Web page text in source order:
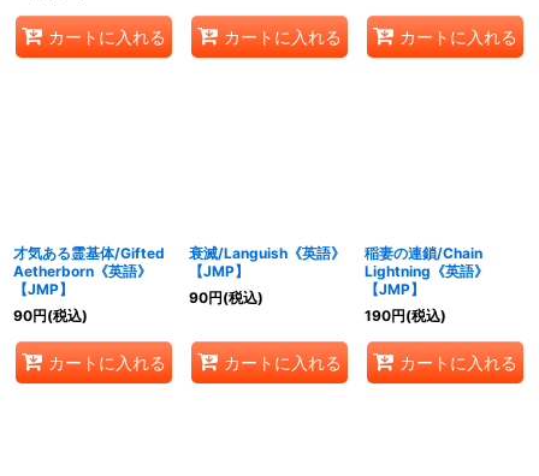
カートに入れる カートに入れる カートに入れる
才気ある霊基体/Gifted
Aetherborn《英語》
【JMP】
90円(税込)
カートに入れる
衰滅/Languish《英語》
【JMP】
90円(税込)
カートに入れる
稲妻の連鎖/Chain
Lightning《英語》
【JMP】
190円(税込)
カートに入れる